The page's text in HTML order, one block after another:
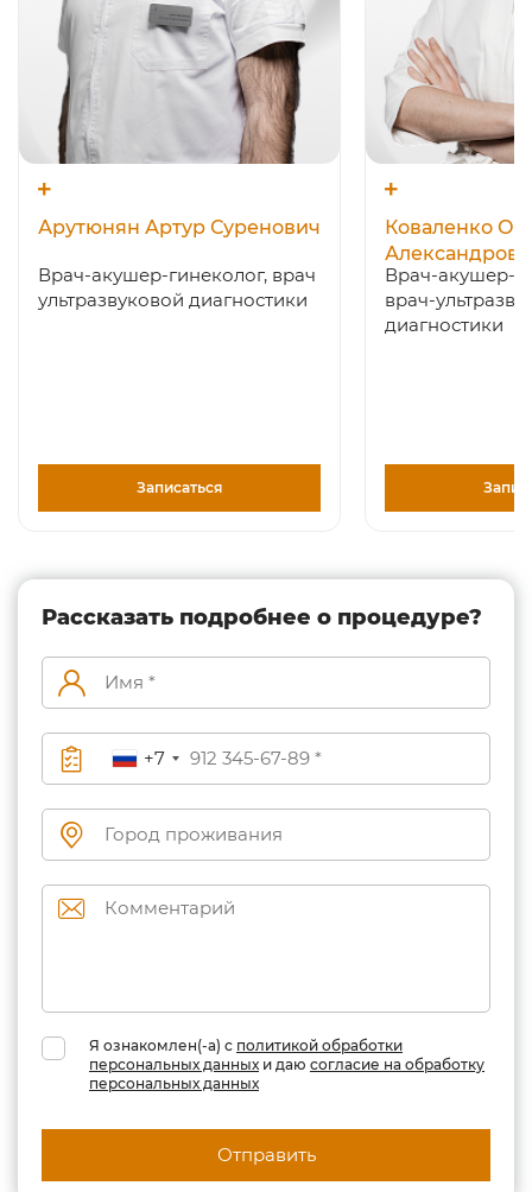
Арутюнян Артур Суренович
Врач-акушер-гинеколог, врач
ультразвуковой диагностики
Записаться
Коваленко
Врач-акушер-
врач-
диагностики
Рассказать подробнее о процедуре?
+7
Я ознакомлен(-а) с политикой обработки
персональных данных и даю согласие на обработку
персональных данных
Отправить